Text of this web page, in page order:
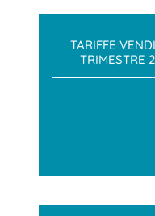
TARIFFE
TRIMESTRE